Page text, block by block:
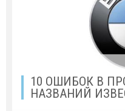
10 ОШИБОК В
НАЗВАНИЙ